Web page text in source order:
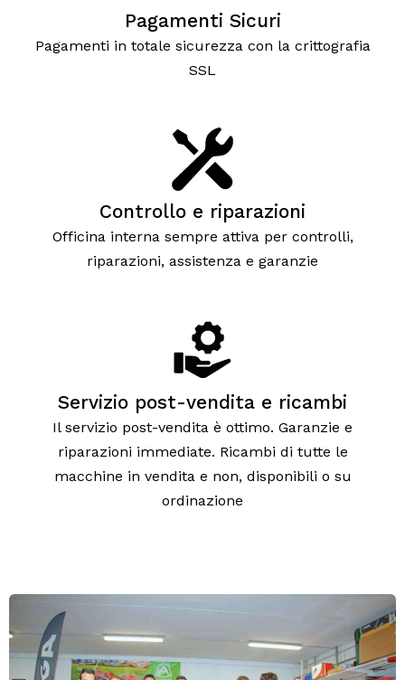
Pagamenti Sicuri
Pagamenti in totale sicurezza con la crittografia
SSL
Controllo e riparazioni
Officina interna sempre attiva per controlli,
riparazioni, assistenza e garanzie
Servizio post-vendita e ricambi
Il servizio post-vendita è ottimo. Garanzie e
riparazioni immediate. Ricambi di tutte le
macchine in vendita e non, disponibili o su
ordinazione